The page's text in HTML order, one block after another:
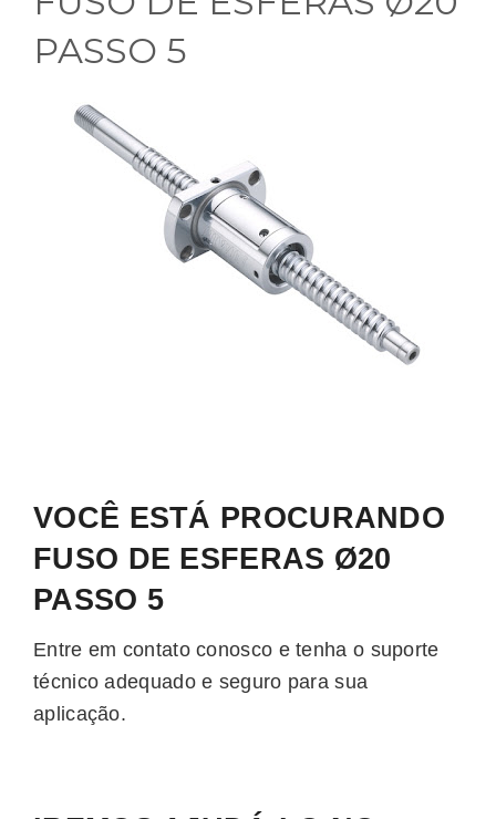
PASSO 5
VOCÊ ESTÁ PROCURANDO
FUSO DE ESFERAS Ø20
PASSO 5
Entre em contato conosco e tenha o suporte
técnico adequado e seguro para sua
aplicação.